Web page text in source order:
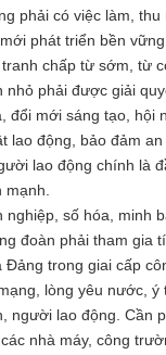
phải có việc làm,
phát triển bền
chấp từ sớm, từ
phải được giải
đổi mới sáng tạo, hội
động, bảo đảm
lao động chính là
số hóa, minh
đoàn phải tham gia
trong giai cấp
lòng yêu nước, ý
người lao động. Cần
nhà máy, công